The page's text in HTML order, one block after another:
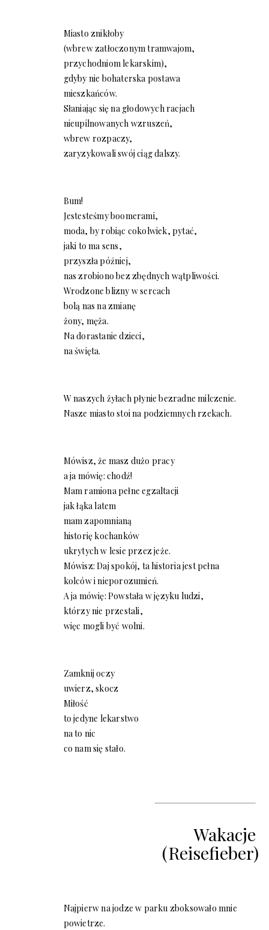
Miasto znikłoby
(wbrew zatłoczonym tramwajom,
przychodniom lekarskim),
gdyby nie bohaterska postawa
mieszkańców.
Słaniając się na głodowych racjach
nieupilnowanych wzruszeń,
wbrew rozpaczy,
zaryzykowali swój ciąg dalszy.
Bum!
Jestesteśmy boomerami,
moda, by robiąc cokolwiek, pytać,
jaki to ma sens,
przyszła później,
nas zrobiono bez zbędnych wątpliwości.
Wrodzone blizny w sercach
bolą nas na zmianę
żony, męża.
Na dorastanie dzieci,
na święta.
W naszych żyłach płynie bezradne milczenie.
Nasze miasto stoi na podziemnych rzekach.
Mówisz, że masz dużo pracy
a ja mówię: chodź!
Mam ramiona pełne egzaltacji
jak łąka latem
mam zapomnianą
historię kochanków
ukrytych w lesie przez jeże.
Mówisz: Daj spokój, ta historia jest pełna
kolców i nieporozumień.
A ja mówię: Powstała w języku ludzi,
którzy nie przestali,
więc mogli być wolni.
Zamknij oczy
uwierz, skocz
Miłość
to jedyne lekarstwo
na to nic
co nam się stało.
Wakacje
(Reisefieber)
Najpierw na jodze w parku zboksowało mnie
powietrze.